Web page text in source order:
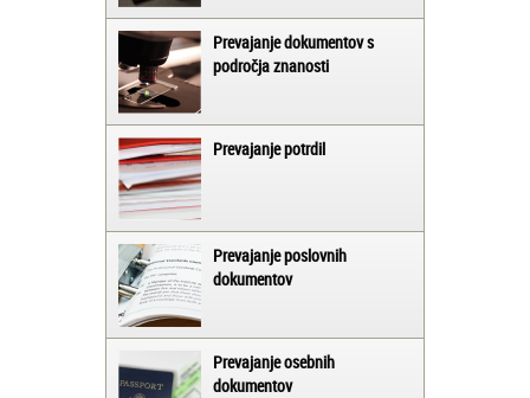
Prevajanje dokumentov s
področja znanosti
Prevajanje potrdil
Prevajanje poslovnih
dokumentov
Prevajanje osebnih
dokumentov